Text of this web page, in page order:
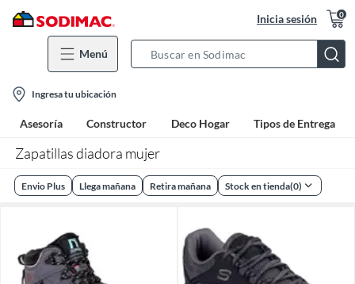
Inicia sesión 0
Menú
Bar
location-
icon
Ingresa tu ubicación
Asesoría Constructor Deco Hogar Tipos de Entrega
Zapatillas diadora mujer
Envio Plus Llega mañana Retira mañana Stock en tienda(0)